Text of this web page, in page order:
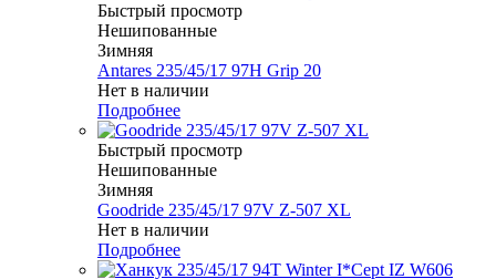
Быстрый просмотр
Нешипованные
Зимняя
Antares 235/45/17 97H Grip 20
Нет в наличии
Подробнее
Быстрый просмотр
Нешипованные
Зимняя
Goodride 235/45/17 97V Z-507 XL
Нет в наличии
Подробнее